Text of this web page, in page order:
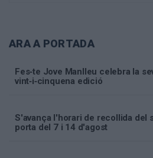
ARA A PORTADA
Fes‑te Jove Manlleu celebra la
vint‑i‑cinquena edició
S'avança l'horari de recollida del
porta del 7 i 14 d'agost